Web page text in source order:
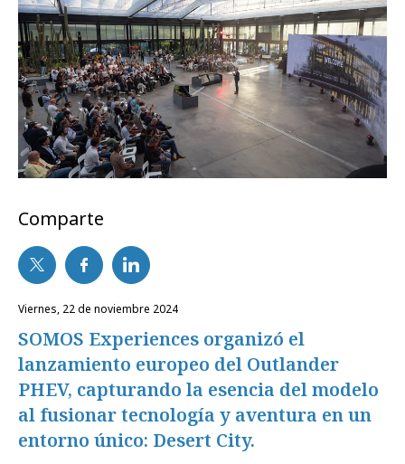
Comparte
viernes, 22 de noviembre 2024
SOMOS Experiences organizó el
lanzamiento europeo del Outlander
PHEV, capturando la esencia del modelo
al fusionar tecnología y aventura en un
entorno único: Desert City.